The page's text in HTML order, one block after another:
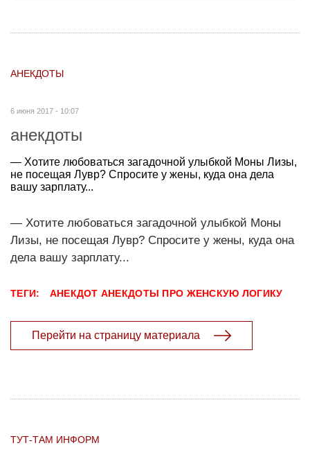
АНЕКДОТЫ
6 июня 2017 - 10:07
анекдоты
— Хотите любоваться загадочной улыбкой Моны Лизы,
не посещая Лувр? Спросите у жены, куда она дела
вашу зарплату...
— Хотите любоваться загадочной улыбкой Моны
Лизы, не посещая Лувр? Спросите у жены, куда она
дела вашу зарплату...
ТЕГИ: АНЕКДОТ АНЕКДОТЫ ПРО ЖЕНСКУЮ ЛОГИКУ
Перейти на страницу материала
ТУТ-ТАМ ИНФОРМ